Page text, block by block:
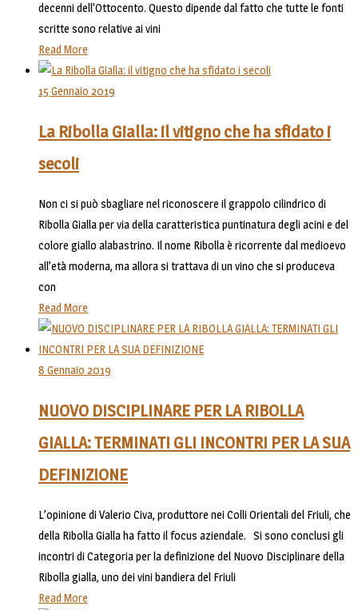
decenni dell’Ottocento. Questo dipende dal fatto che tutte le fonti
scritte sono relative ai vini
Read More
15 Gennaio 2019
La Ribolla Gialla: il vitigno che ha sfidato i
secoli
Non ci si può sbagliare nel riconoscere il grappolo cilindrico di
Ribolla Gialla per via della caratteristica puntinatura degli acini e del
colore giallo alabastrino. Il nome Ribolla è ricorrente dal medioevo
all’età moderna, ma allora si trattava di un vino che si produceva
con
Read More
8 Gennaio 2019
NUOVO DISCIPLINARE PER LA RIBOLLA
GIALLA: TERMINATI GLI INCONTRI PER LA SUA
DEFINIZIONE
L’opinione di Valerio Civa, produttore nei Colli Orientali del Friuli, che
della Ribolla Gialla ha fatto il focus aziendale. Si sono conclusi gli
incontri di Categoria per la definizione del Nuovo Disciplinare della
Ribolla gialla, uno dei vini bandiera del Friuli
Read More